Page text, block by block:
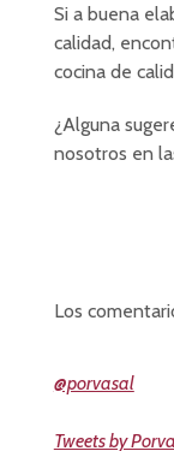
Si a buena
calidad,
cocina de
¿Alguna
nosotros en
Los
@porvasal
Tweets by